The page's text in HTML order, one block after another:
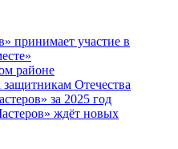
принимает участие в
районе
Отечества
за 2025 год
ждёт новых